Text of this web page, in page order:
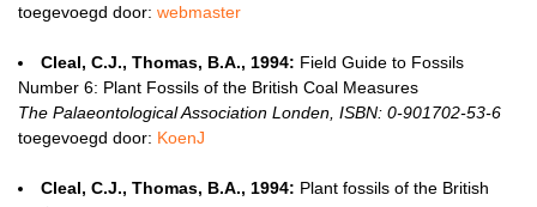
toegevoegd door: webmaster
Cleal, C.J., Thomas, B.A., 1994: Field Guide to Fossils
Number 6: Plant Fossils of the British Coal Measures
The Palaeontological Association Londen, ISBN: 0-901702-53-6
toegevoegd door: KoenJ
Cleal, C.J., Thomas, B.A., 1994: Plant fossils of the British